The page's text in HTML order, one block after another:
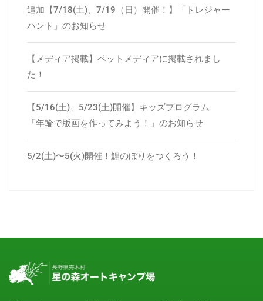
追加【7/18(土)、7/19（日）開催！】「トレジャー
ハント」のお知らせ
【メディア掲載】ペットメディアに掲載されまし
た！
【5/16(土)、5/23(土)開催】キッズプログラム
「年輪で版画を作ってみよう！」のお知らせ
5/2(土)〜5(火)開催！鯉のぼりをつくろう！